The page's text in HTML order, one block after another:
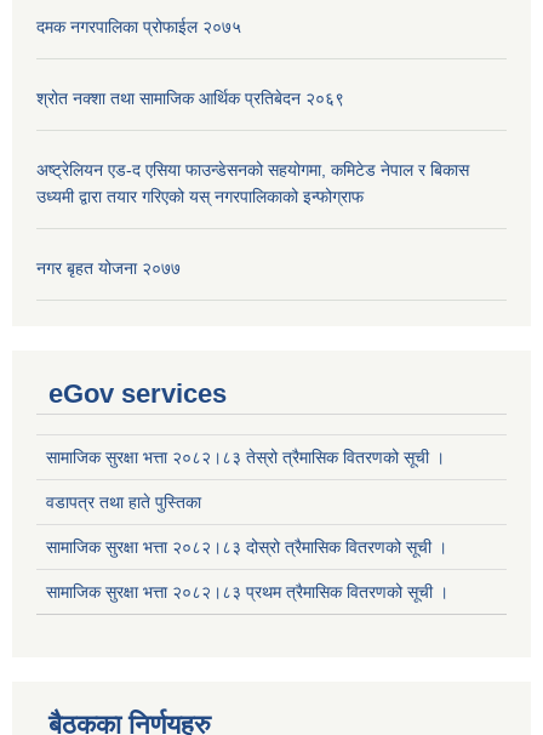
दमक नगरपालिका प्रोफाईल २०७५
श्रोत नक्शा तथा सामाजिक आर्थिक प्रतिबेदन २०६९
अष्ट्रेलियन एड-द एसिया फाउन्डेसनको सहयोगमा, कमिटेड नेपाल र बिकास
उध्यमी द्वारा तयार गरिएको यस् नगरपालिकाको इन्फोग्राफ
नगर बृहत योजना २०७७
eGov services
सामाजिक सुरक्षा भत्ता २०८२।८३ तेस्रो त्रैमासिक वितरणको सूची ।
वडापत्र तथा हाते पुस्तिका
सामाजिक सुरक्षा भत्ता २०८२।८३ दोस्रो त्रैमासिक वितरणको सूची ।
सामाजिक सुरक्षा भत्ता २०८२।८३ प्रथम त्रैमासिक वितरणको सूची ।
बैठकका निर्णयहरु